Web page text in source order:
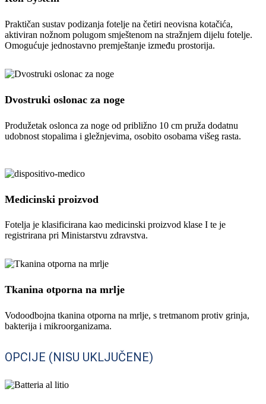
Praktičan sustav podizanja fotelje na četiri neovisna kotačića,
aktiviran nožnom polugom smještenom na stražnjem dijelu fotelje.
Omogućuje jednostavno premještanje između prostorija.
Dvostruki oslonac za noge
Produžetak oslonca za noge od približno 10 cm pruža dodatnu
udobnost stopalima i gležnjevima, osobito osobama višeg rasta.
Medicinski proizvod
Fotelja je klasificirana kao medicinski proizvod klase I te je
registrirana pri Ministarstvu zdravstva.
Tkanina otporna na mrlje
Vodoodbojna tkanina otporna na mrlje, s tretmanom protiv grinja,
bakterija i mikroorganizama.
OPCIJE (NISU UKLJUČENE)